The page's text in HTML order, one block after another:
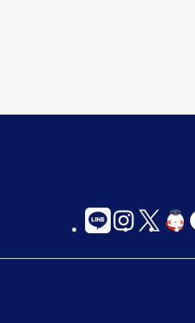
social-
links-
for-